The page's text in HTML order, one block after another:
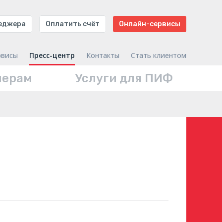
Оплатить счёт Онлайн-сервисы
Пресс-центр Контакты Стать клиентом
Услуги для ПИФ